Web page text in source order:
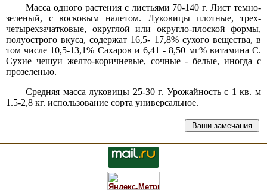
Масса одного растения с листьями 70-140 г. Лист темно-
зеленый, с восковым налетом. Луковицы плотные, трех-
четырехзачатковые, округлой или округло-плоской формы,
полуострого вкуса, содержат 16,5- 17,8% сухого вещества, в
том числе 10,5-13,1% Сахаров и 6,41 - 8,50 мг% витамина С.
Сухие чешуи желто-коричневые, сочные - белые, иногда с
прозеленью.
Средняя масса луковицы 25-30 г. Урожайность с 1 кв. м
1.5-2,8 кг. использование сорта универсальное.